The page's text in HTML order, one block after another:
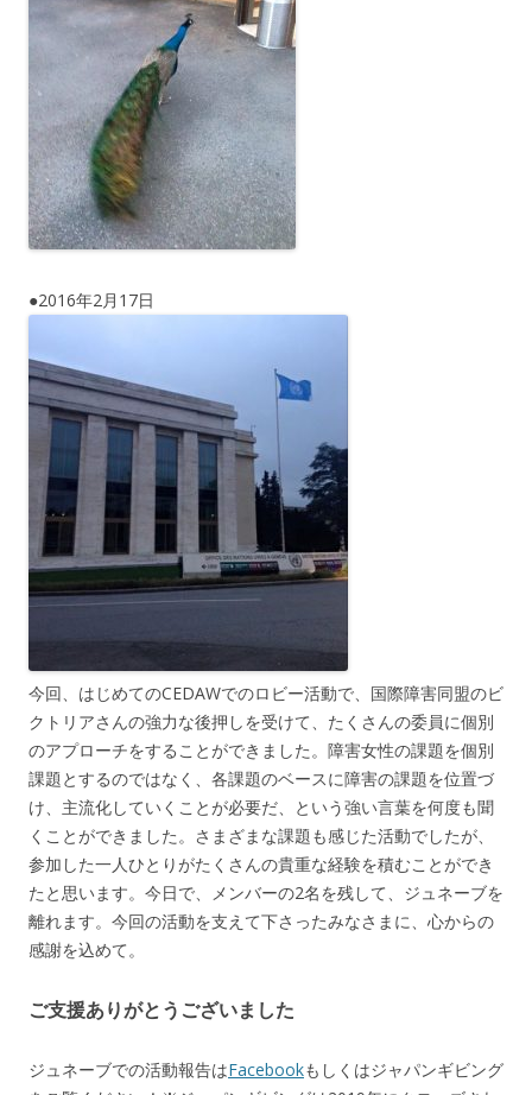
●2016年2月17日
今回、はじめてのCEDAWでのロビー活動で、国際障害同盟のビ
クトリアさんの強力な後押しを受けて、たくさんの委員に個別
のアプローチをすることができました。障害女性の課題を個別
課題とするのではなく、各課題のベースに障害の課題を位置づ
け、主流化していくことが必要だ、という強い言葉を何度も聞
くことができました。さまざまな課題も感じた活動でしたが、
参加した一人ひとりがたくさんの貴重な経験を積むことができ
たと思います。今日で、メンバーの2名を残して、ジュネーブを
離れます。今回の活動を支えて下さったみなさまに、心からの
感謝を込めて。
ご支援ありがとうございました
ジュネーブでの活動報告はFacebookもしくはジャパンギビング